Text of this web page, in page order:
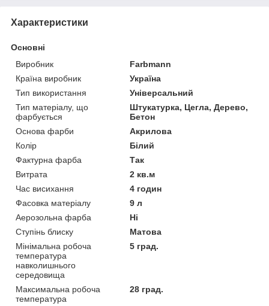
Характеристики
Основні
Виробник
Farbmann
Країна виробник
Україна
Тип використання
Універсальний
Тип матеріалу, що
фарбується
Штукатурка, Цегла, Дерево,
Бетон
Основа фарби
Акрилова
Колір
Білий
Фактурна фарба
Так
Витрата
2 кв.м
Час висихання
4 годин
Фасовка матеріалу
9 л
Аерозольна фарба
Ні
Ступінь блиску
Матова
Мінімальна робоча
температура
навколишнього
середовища
5 град.
Максимальна робоча
температура
28 град.